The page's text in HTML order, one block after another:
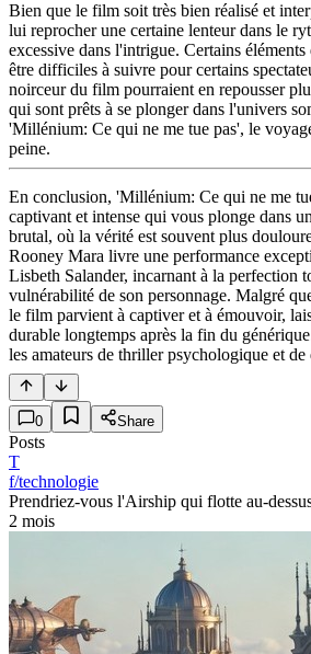
Bien que le film soit très bien réalisé et
lui reprocher une certaine lenteur dans le
excessive dans l'intrigue. Certains
être difficiles à suivre pour certains
noirceur du film pourraient en repousser
qui sont prêts à se plonger dans l'univers
'Millénium: Ce qui ne me tue pas', le
peine.
En conclusion, 'Millénium: Ce qui ne me
captivant et intense qui vous plonge dans
brutal, où la vérité est souvent plus
Rooney Mara livre une performance
Lisbeth Salander, incarnant à la perfection
vulnérabilité de son personnage. Malgré
le film parvient à captiver et à émouvoir,
durable longtemps après la fin du
les amateurs de thriller psychologique et de
0 Share
Posts
T
f/technologie
Prendriez-vous l'Airship qui flotte au-
2 mois